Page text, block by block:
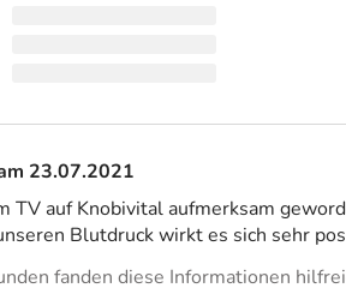
23.07.2021
TV auf Knobivital aufmerksam
Blutdruck wirkt es sich sehr
fanden diese Informationen